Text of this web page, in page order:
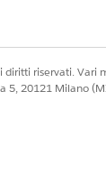
degli
riservati. Vari
5, 20121 Milano